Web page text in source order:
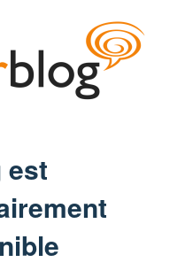
est